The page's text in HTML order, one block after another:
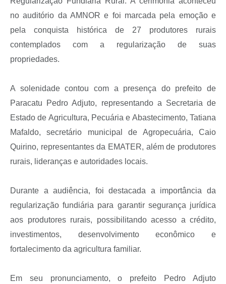
no auditório da AMNOR e foi marcada pela emoção e
pela conquista histórica de 27 produtores rurais
contemplados com a regularização de suas
propriedades.
A solenidade contou com a presença do prefeito de
Paracatu Pedro Adjuto, representando a Secretaria de
Estado de Agricultura, Pecuária e Abastecimento, Tatiana
Mafaldo, secretário municipal de Agropecuária, Caio
Quirino, representantes da EMATER, além de produtores
rurais, lideranças e autoridades locais.
Durante a audiência, foi destacada a importância da
regularização fundiária para garantir segurança jurídica
aos produtores rurais, possibilitando acesso a crédito,
investimentos, desenvolvimento econômico e
fortalecimento da agricultura familiar.
Em seu pronunciamento, o prefeito Pedro Adjuto